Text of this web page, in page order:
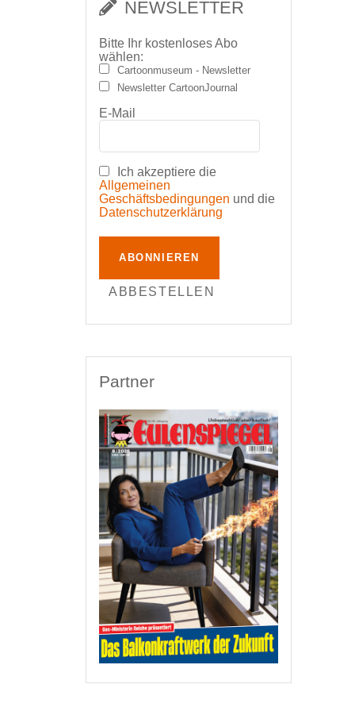
NEWSLETTER
Bitte Ihr kostenloses Abo
wählen:
Cartoonmuseum - Newsletter
Newsletter CartoonJournal
E-Mail
Ich akzeptiere die
Allgemeinen
Geschäftsbedingungen und die
Datenschutzerklärung
ABONNIEREN
ABBESTELLEN
Partner